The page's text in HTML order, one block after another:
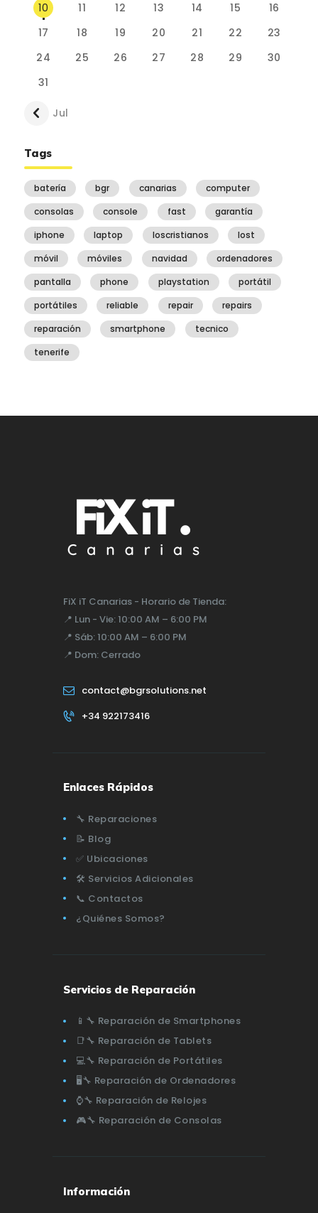
10
11 12 13 14 15
16
17
18 19 20 21 22
23
24
25 26 27 28 29
30
31
« Jul
Tags
batería bgr canarias
computer
consolas
console fast
garantía
iphone
laptop loscristianos
lost
móvil
móviles navidad
ordenadores
pantalla
phone playstation
portátil
portátiles
reliable repair
repairs
reparación
smartphone
tecnico
tenerife
FiX iT Canarias - Horario de Tienda:
📍 Lun - Vie: 10:00 AM – 6:00 PM
📍 Sáb: 10:00 AM – 6:00 PM
📍 Dom: Cerrado
contact@bgrsolutions.net
+34 922173416
Enlaces Rápidos
🔧 Reparaciones
📝 Blog
✅ Ubicaciones
🛠️ Servicios Adicionales
📞 Contactos
¿Quiénes Somos?
Servicios de Reparación
📱🔧 Reparación de Smartphones
📑🔧 Reparación de Tablets
💻🔧 Reparación de Portátiles
🖥️🔧 Reparación de Ordenadores
⌚🔧 Reparación de Relojes
🎮🔧 Reparación de Consolas
Información